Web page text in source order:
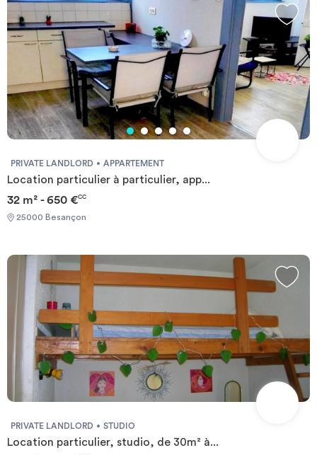
PRIVATE LANDLORD APPARTEMENT
Location particulier à particulier, app...
32 m² - 650 €CC
25000 Besançon
PRIVATE LANDLORD STUDIO
Location particulier, studio, de 30m² à...